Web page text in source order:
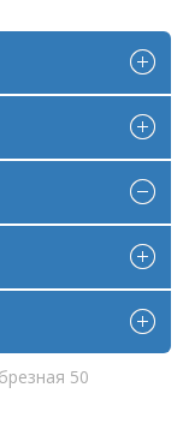
50